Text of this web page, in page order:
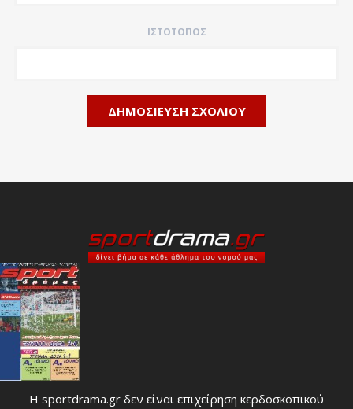
ΙΣΤΌΤΟΠΟΣ
Η sportdrama.gr δεν είναι επιχείρηση κερδοσκοπικού